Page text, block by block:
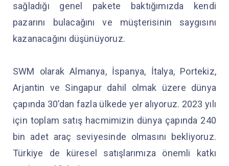
sağladığı genel pakete baktığımızda kendi
pazarını bulacağını ve müşterisinin saygısını
kazanacağını düşünüyoruz.
SWM olarak Almanya, İspanya, İtalya, Portekiz,
Arjantin ve Singapur dahil olmak üzere dünya
çapında 30’dan fazla ülkede yer alıyoruz. 2023 yılı
için toplam satış hacmimizin dünya çapında 240
bin adet araç seviyesinde olmasını bekliyoruz.
Türkiye de küresel satışlarımıza önemli katkı